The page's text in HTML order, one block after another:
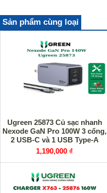
Sản phẩm cùng loại
Ugreen 25873 Củ sạc nhanh
Nexode GaN Pro 100W 3 cổng,
2 USB-C và 1 USB Type-A
1,190,000 ₫